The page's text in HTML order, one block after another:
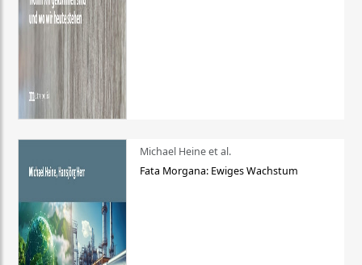
Michael Heine et al.
Fata Morgana: Ewiges Wachstum